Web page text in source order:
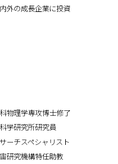
外の成長企業に投資
物理学専攻博士修了
学研究所研究員
ーチスペシャリスト
研究機構特任助教